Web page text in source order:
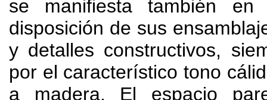
se manifiesta también en
disposición de sus
y detalles constructivos,
por el característico tono
a madera. El espacio